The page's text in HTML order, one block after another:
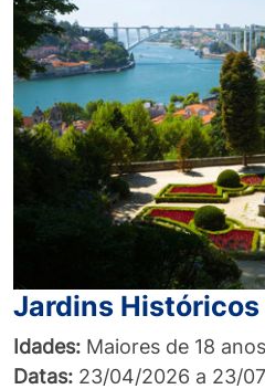
Jardins Históricos
Idades: Maiores de 18 anos
Datas: 23/04/2026 a 23/